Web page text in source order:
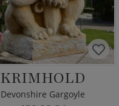
KRIMHOLD
Devonshire Gargoyle